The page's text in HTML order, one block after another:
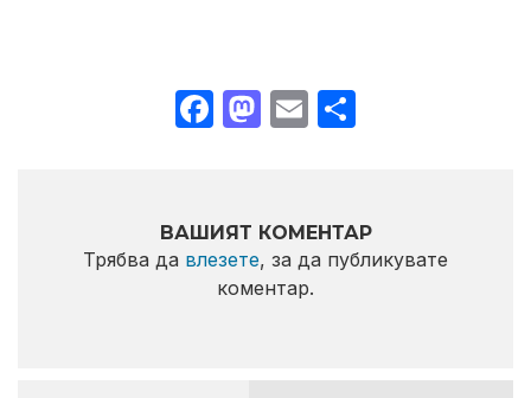
Facebook
Mastodon
Email
ВАШИЯТ КОМЕНТАР
Трябва да влезете, за да публикувате
коментар.